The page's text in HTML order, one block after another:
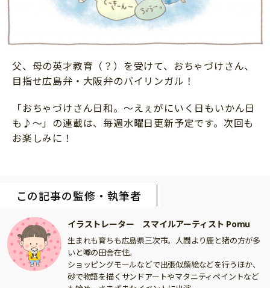
父、母の英才教育（？）を受けて、おちゃづけさん、
目指せ広島弁・大阪弁のバイリンガル！
「おちゃづけさん日和。〜えぇがにいく日もいかん日
も♪〜」の連載は、毎週水曜日更新予定です。次回も
お楽しみに！
この記事の監修・執筆者
イラストレーター スマイルアーティスト Pomu
生まれも育ちも広島県三次市。人間より鹿と猪の方が多
いと噂の田舎在住。
ショッピングモールなどで出張似顔絵などを行うほか、
砂で物語を描くサンドアートやマタニティペイントなど